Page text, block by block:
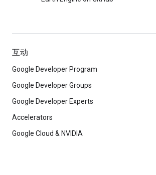
互动
Google Developer Program
Google Developer Groups
Google Developer Experts
Accelerators
Google Cloud & NVIDIA